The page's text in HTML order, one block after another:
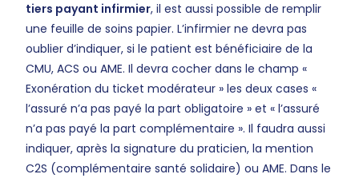
tiers payant infirmier, il est aussi possible de remplir
une feuille de soins papier. L’infirmier ne devra pas
oublier d’indiquer, si le patient est bénéficiaire de la
CMU, ACS ou AME. Il devra cocher dans le champ «
Exonération du ticket modérateur » les deux cases «
l’assuré n’a pas payé la part obligatoire » et « l’assuré
n’a pas payé la part complémentaire ». Il faudra aussi
indiquer, après la signature du praticien, la mention
C2S (complémentaire santé solidaire) ou AME. Dans le